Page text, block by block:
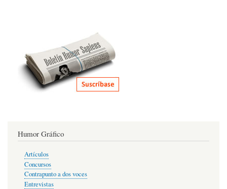
Humor Gráfico
Artículos
Concursos
Contrapunto a dos voces
Entrevistas